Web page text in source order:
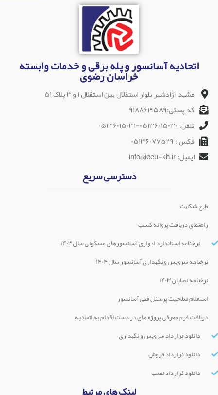
اتحادیه آسانسور و پله برقی و خدمات وابسته
خراسان رضوی
مشهد آزادشهر بلوار استقلال بین استقلال ۱ و ۳ پلاک ۵۱
کد پستی:۹۱۸۸۶۱۹۵۸۹
تلفن: ۰۵۱۳۶۰۱۵۰۳۰-۰۵۱۳۶۰۱۵۰۳۱
فکس : ۰۵۱۳۶۰۷۷۵۲۹
ایمیل: info@ieeu-kh.ir
دسترسی سریع
طرح شکایت
راهنمای دریافت پروانه کسب
نرخنامه استاندارد ادواری آسانسورهای مسکونی سال ۱۴۰۳
نرخنامه سرویس و نگهداری آسانسور سال ۱۴۰۴
نرخنامه نصابان ۱۴۰۳
استعلام صلاحیت پرسنل فنی آسانسور
دریافت فرم معرفی پروژه های در دست اقدام به اتحادیه
دانلود قرارداد سرویس و نگهداری
دانلود قرارداد فروش
دانلود قرارداد نصب